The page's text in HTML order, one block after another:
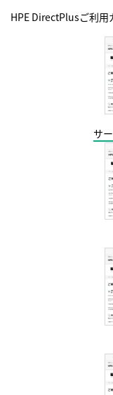
HPE DirectPlusご利用
サ